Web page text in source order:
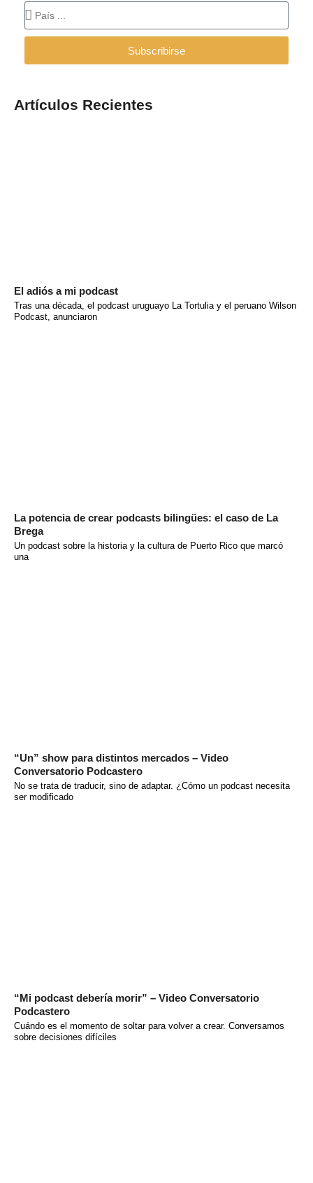
Subscribirse
Artículos Recientes
El adiós a mi podcast
Tras una década, el podcast uruguayo La Tortulia y el peruano Wilson
Podcast, anunciaron
La potencia de crear podcasts bilingües: el caso de La
Brega
Un podcast sobre la historia y la cultura de Puerto Rico que marcó
una
“Un” show para distintos mercados – Video
Conversatorio Podcastero
No se trata de traducir, sino de adaptar. ¿Cómo un podcast necesita
ser modificado
“Mi podcast debería morir” – Video Conversatorio
Podcastero
Cuándo es el momento de soltar para volver a crear. Conversamos
sobre decisiones difíciles